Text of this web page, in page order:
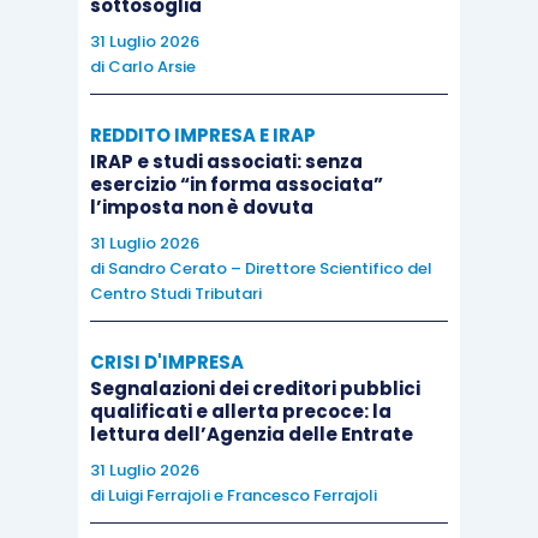
richiamato D.M.).
disposizione, che rompe con la precedente
normativa abrogata (D.M. 14.02.1994)
l’introduzione del registro telematico e/o
elettronico, in sostituzione rispetto a quello
cartaceo, previa garanzia della inalterabilità del
cod. civ.
La tenuta dei registri e l’aggiornamento e la
ogni caso all’Entema gli stessi debbono essere
messi a disposizione delle reti associative cui
sottosoglia
31 Luglio 2026
di Carlo Arsie
REDDITO IMPRESA E IRAP
IRAP e studi associati: senza
esercizio “in forma associata”
l’imposta non è dovuta
31 Luglio 2026
di Sandro Cerato – Direttore Scientifico del
Centro Studi Tributari
CRISI D'IMPRESA
Segnalazioni dei creditori pubblici
qualificati e allerta precoce: la
lettura dell’Agenzia delle Entrate
31 Luglio 2026
di Luigi Ferrajolie Francesco Ferrajoli